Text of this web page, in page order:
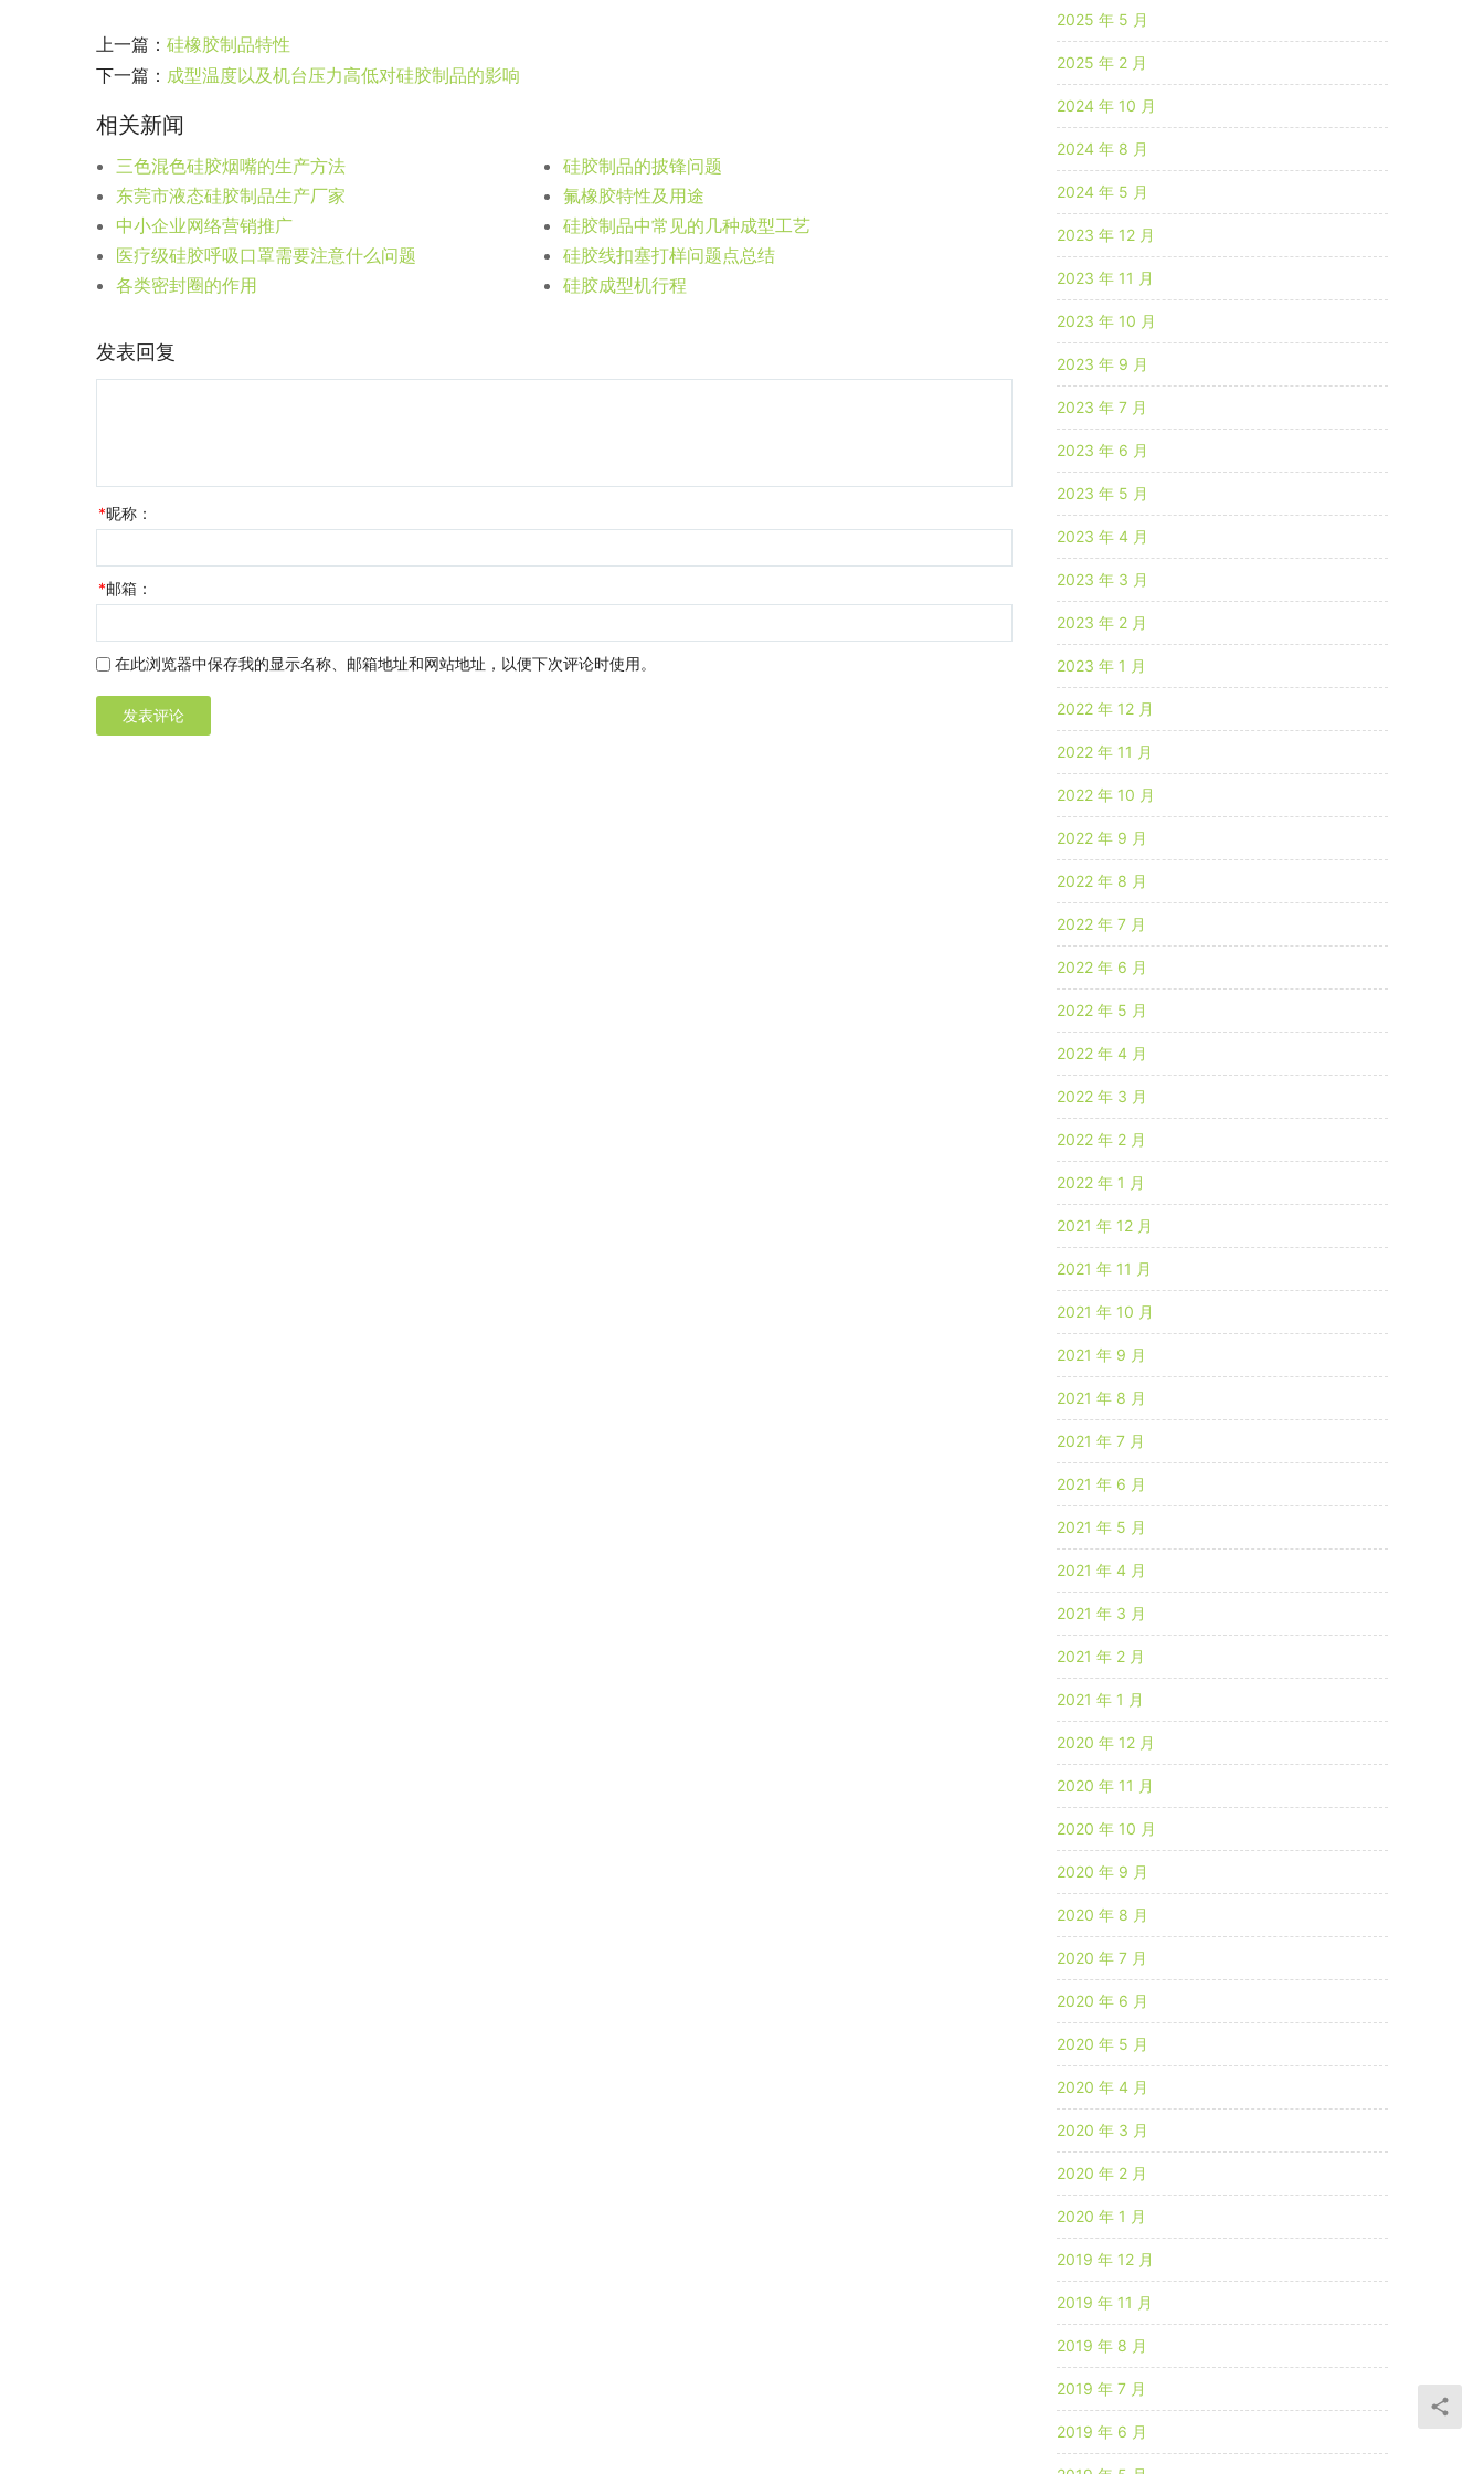
上一篇： 硅橡胶制品特性
下一篇： 成型温度以及机台压力高低对硅胶制品的影响
相关新闻
三色混色硅胶烟嘴的生产方法
硅胶制品的披锋问题
东莞市液态硅胶制品生产厂家
氟橡胶特性及用途
中小企业网络营销推广
硅胶制品中常见的几种成型工艺
医疗级硅胶呼吸口罩需要注意什么问题
硅胶线扣塞打样问题点总结
各类密封圈的作用
硅胶成型机行程
发表回复
*昵称：
*邮箱：
在此浏览器中保存我的显示名称、邮箱地址和网站地址，以便下次评论时使用。
2025 年 5 月
2025 年 2 月
2024 年 10 月
2024 年 8 月
2024 年 5 月
2023 年 12 月
2023 年 11 月
2023 年 10 月
2023 年 9 月
2023 年 7 月
2023 年 6 月
2023 年 5 月
2023 年 4 月
2023 年 3 月
2023 年 2 月
2023 年 1 月
2022 年 12 月
2022 年 11 月
2022 年 10 月
2022 年 9 月
2022 年 8 月
2022 年 7 月
2022 年 6 月
2022 年 5 月
2022 年 4 月
2022 年 3 月
2022 年 2 月
2022 年 1 月
2021 年 12 月
2021 年 11 月
2021 年 10 月
2021 年 9 月
2021 年 8 月
2021 年 7 月
2021 年 6 月
2021 年 5 月
2021 年 4 月
2021 年 3 月
2021 年 2 月
2021 年 1 月
2020 年 12 月
2020 年 11 月
2020 年 10 月
2020 年 9 月
2020 年 8 月
2020 年 7 月
2020 年 6 月
2020 年 5 月
2020 年 4 月
2020 年 3 月
2020 年 2 月
2020 年 1 月
2019 年 12 月
2019 年 11 月
2019 年 8 月
2019 年 7 月
2019 年 6 月